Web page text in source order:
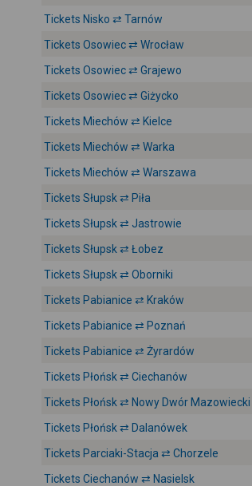
Tickets Nisko ⇄ Tarnów
Tickets Osowiec ⇄ Wrocław
Tickets Osowiec ⇄ Grajewo
Tickets Osowiec ⇄ Giżycko
Tickets Miechów ⇄ Kielce
Tickets Miechów ⇄ Warka
Tickets Miechów ⇄ Warszawa
Tickets Słupsk ⇄ Piła
Tickets Słupsk ⇄ Jastrowie
Tickets Słupsk ⇄ Łobez
Tickets Słupsk ⇄ Oborniki
Tickets Pabianice ⇄ Kraków
Tickets Pabianice ⇄ Poznań
Tickets Pabianice ⇄ Żyrardów
Tickets Płońsk ⇄ Ciechanów
Tickets Płońsk ⇄ Nowy Dwór Mazowiecki
Tickets Płońsk ⇄ Dalanówek
Tickets Parciaki-Stacja ⇄ Chorzele
Tickets Ciechanów ⇄ Nasielsk